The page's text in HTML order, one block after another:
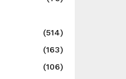
(514)
(163)
(106)